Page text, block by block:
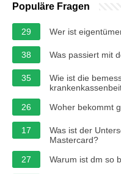
Populäre Fragen
29 Wer ist
38 Was passiert mit
35
Wie ist die
26
Woher bekommt
17
Was ist der
Mastercard?
27
Warum ist dm so